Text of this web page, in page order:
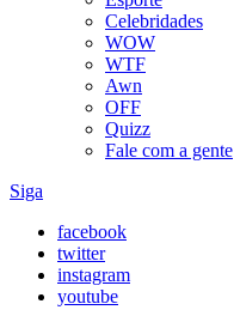
Celebridades
WOW
WTF
Awn
OFF
Quizz
Fale com a gente
Siga
facebook
twitter
instagram
youtube